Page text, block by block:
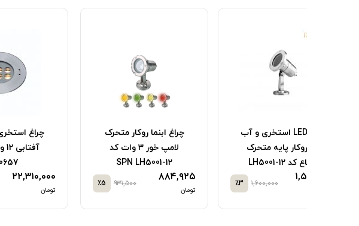
آبنما ضد آب لامپ‌خور
روکار اف ای سی کد 3009
۳,۷۹۲,۰۹۶
چراغ استخری و آب نما
وات شعاع کد B4ZB1218
۳۷,۸۳۰,۰۰۰ ٪3